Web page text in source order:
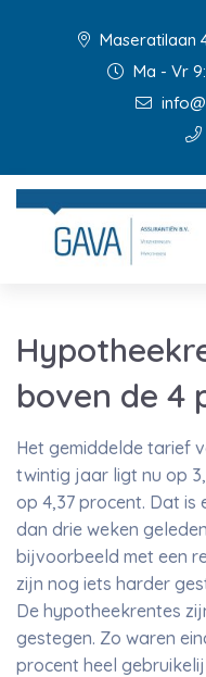
Maseratilaan
Ma - Vr
boven de 4
Het gemiddelde tarief
twintig jaar ligt nu op
op 4,37 procent. Dat is
dan drie weken
bijvoorbeeld met een
zijn nog iets harder
De hypotheekrentes
gestegen. Zo waren
procent heel